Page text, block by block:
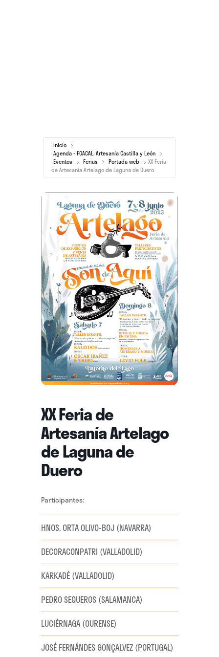
Inicio
Agenda - FOACAL. Artesanía Castilla y León
Eventos
Ferias Portada web
XX Feria
de Artesanía Artelago de Laguna de Duero
XX Feria de
Artesanía Artelago
de Laguna de
Duero
Participantes:
HNOS. ORTA OLIVO-BOJ (NAVARRA)
DECORACONPATRI (VALLADOLID)
KARKADÉ (VALLADOLID)
PEDRO SEQUEROS (SALAMANCA)
LUCIÉRNAGA (OURENSE)
JOSÉ FERNÁNDES GONÇALVEZ (PORTUGAL)